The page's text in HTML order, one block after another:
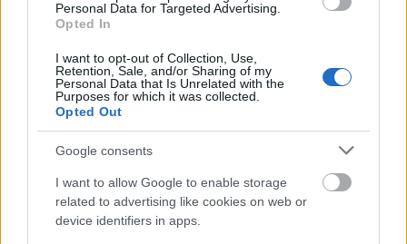
Personal Data for Targeted Advertising.
Opted In
I want to opt-out of Collection, Use,
Retention, Sale, and/or Sharing of my
Personal Data that Is Unrelated with the
Purposes for which it was collected.
Opted Out
Google consents
I want to allow Google to enable storage
related to advertising like cookies on web or
device identifiers in apps.
Olvasd el a teljes véleményt itt »
Útmutató a mellplasztikáról Budapesten
2025-ben
A mellplasztika továbbra is az egyik legnépszerűbb
beavatkozás világszerte. A cikk bemutatja a
legújabb implantátumokat, sebészeti technikákat és
a 2025-ben Budapesten elérhető lehetőségeket. Kitér
az árak alakulására és a páciensek döntési
szempontjaira is.